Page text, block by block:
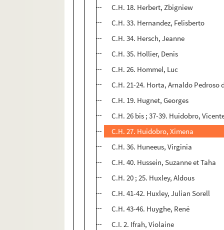
C.H. 18. Herbert, Zbigniew
C.H. 33. Hernandez, Felisberto
C.H. 34. Hersch, Jeanne
C.H. 35. Hollier, Denis
C.H. 26. Hommel, Luc
C.H. 21-24. Horta, Arnaldo Pedroso
C.H. 19. Hugnet, Georges
C.H. 26 bis ; 37-39. Huidobro,
C.H. 27. Huidobro, Ximena
C.H. 36. Huneeus, Virginia
C.H. 40. Hussein, Suzanne et Taha
C.H. 20 ; 25. Huxley, Aldous
C.H. 41-42. Huxley, Julian Sorell
C.H. 43-46. Huyghe, René
C.I. 2. Ifrah, Violaine